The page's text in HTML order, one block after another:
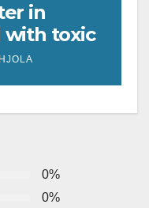
in
with toxic
0%
0%